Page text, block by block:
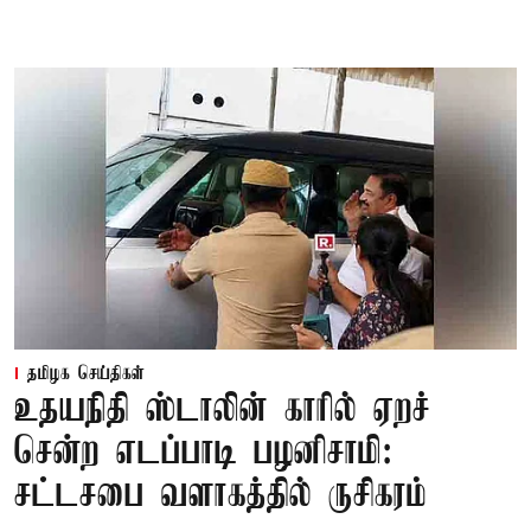
தமிழக செய்திகள்
உதயநிதி ஸ்டாலின் காரில் ஏறச்
சென்ற எடப்பாடி பழனிசாமி:
சட்டசபை வளாகத்தில் ருசிகரம்